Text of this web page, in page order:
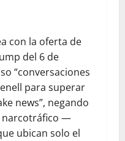
con la oferta de
del 6 de
“conversaciones
para superar
news”, negando
narcotráfico —
ubican solo el